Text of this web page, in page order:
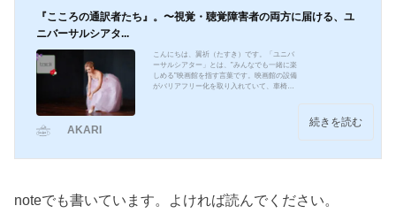
『こころの通訳者たち』。〜視覚・聴覚障害者の両方に届ける、ユ
ニバーサルシアタ...
こんにちは、翼祈（たすき）です。「ユニバ
ーサルシアター」とは、”みんなでも一緒に楽
しめる”映画館を指す言葉です。映画館の設備
がバリアフリー化を取り入れていて、車椅子
むと、視覚に障害を抱えている人も映画本編
続きを読む
AKARI
noteでも書いています。よければ読んでください。